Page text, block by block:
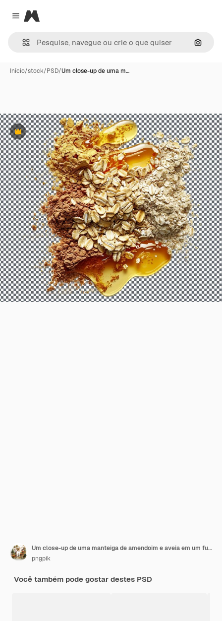
Close menu
Magnific
Início/stock/PSD/Um close-up de uma m…
Premium
Um close-up de uma manteiga de amendoim e aveia em um fundo xadrez
pngpik
Você também pode gostar destes PSD